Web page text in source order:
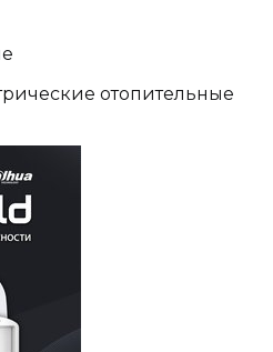
отопительные